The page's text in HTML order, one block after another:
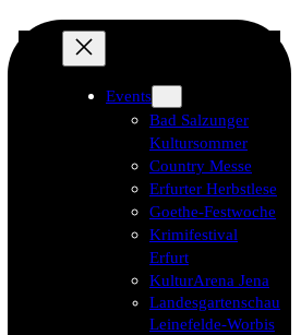
Events
Bad Salzunger
Kultursommer
Country Messe
Erfurter Herbstlese
Goethe-Festwoche
Krimifestival
Erfurt
KulturArena Jena
Landesgartenschau
Leinefelde-Worbis